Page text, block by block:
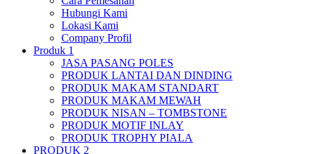
Hubungi Kami
Lokasi Kami
Company Profil
Produk 1
JASA PASANG POLES
PRODUK LANTAI DAN DINDING
PRODUK MAKAM STANDART
PRODUK MAKAM MEWAH
PRODUK NISAN – TOMBSTONE
PRODUK MOTIF INLAY
PRODUK TROPHY PIALA
PRODUK 2